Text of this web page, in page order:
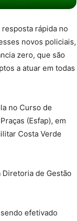
rápida no
novos policiais,
zero, que são
a atuar em todas
no Curso de
(Esfap), em
Costa Verde
de Gestão
efetivado